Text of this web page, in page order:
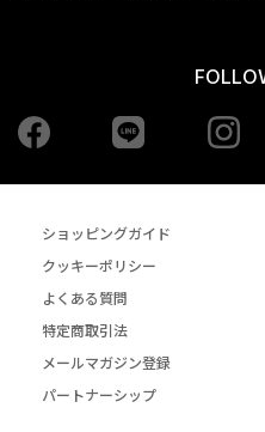
Facebook
ショッピングガイド
クッキーポリシー
よくある質問
特定商取引法
メールマガジン登録
パートナーシップ